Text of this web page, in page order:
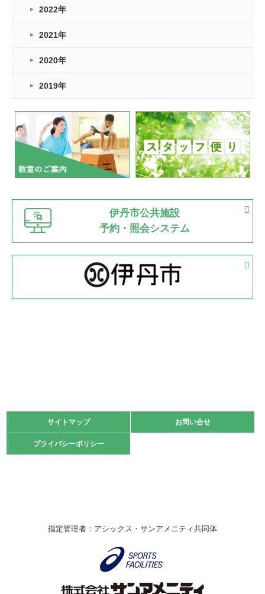
2026.03.11
緑ケ丘体育館
2022.11.03
緑ケ丘体育館
いたっぼーる大会☆彡
緑ケ丘体育館
2022.07.03
市内総合体育大会が開始
緑ケ丘体育館 猪名川運動広場
古池運動広場
2022.06.12
県知事杯争奪バレーボール大会が開催
2022.05.05
体育協会長杯 バドミントン競技の部
2022.05.22
緑ケ丘体育館
2021.10.23
卓球選手権大会ラージボールの部開催☆
伊丹市総合体育大会 バレーボール大会が開催されました
なわとびイベントを開催しました！
2022年
2021年
2020年
2019年
伊丹市公共施設
予約・照会システム
サイトマップ お問い合せ
プライバシーポリシー
サイトマップ お問い合せ
プライバシーポリシー
指定管理者：アシックス・サンアメニティ共同体